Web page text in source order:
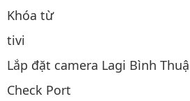
Khóa từ
tivi
Lắp đặt camera Lagi Bình
Check Port